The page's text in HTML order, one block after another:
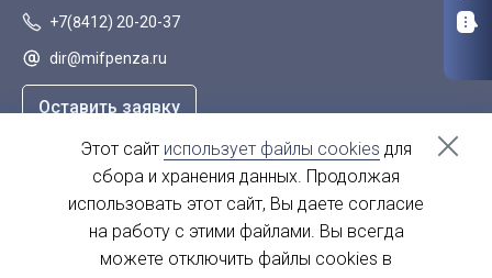
+7(8412) 20-20-37
dir@mifpenza.ru
Оставить заявку
г. Пенза, ул. Аустрина, 139а
пн-пт - с 9.00-18.00
сб, вс - выходной
Этот сайт использует файлы cookies для
сбора и хранения данных. Продолжая
использовать этот сайт, Вы даете согласие
на работу с этими файлами. Вы всегда
можете отключить файлы cookies в